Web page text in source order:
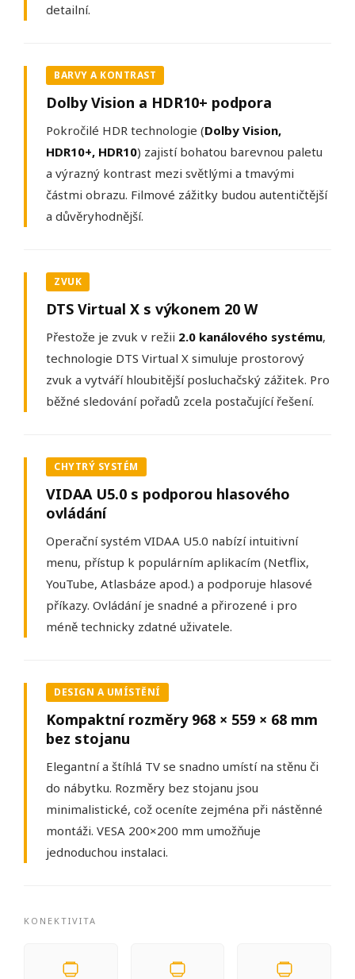
detailní.
BARVY A KONTRAST
Dolby Vision a HDR10+ podpora
Pokročilé HDR technologie (Dolby Vision,
HDR10+, HDR10) zajistí bohatou barevnou paletu
a výrazný kontrast mezi světlými a tmavými
částmi obrazu. Filmové zážitky budou autentičtější
a důvěryhodnější.
ZVUK
DTS Virtual X s výkonem 20 W
Přestože je zvuk v režii 2.0 kanálového systému,
technologie DTS Virtual X simuluje prostorový
zvuk a vytváří hloubitější posluchačský zážitek. Pro
běžné sledování pořadů zcela postačující řešení.
CHYTRÝ SYSTÉM
VIDAA U5.0 s podporou hlasového
ovládání
Operační systém VIDAA U5.0 nabízí intuitivní
menu, přístup k populárním aplikacím (Netflix,
YouTube, Atlasbáze apod.) a podporuje hlasové
příkazy. Ovládání je snadné a přirozené i pro
méně technicky zdatné uživatele.
DESIGN A UMÍSTĚNÍ
Kompaktní rozměry 968 × 559 × 68 mm
bez stojanu
Elegantní a štíhlá TV se snadno umístí na stěnu či
do nábytku. Rozměry bez stojanu jsou
minimalistické, což oceníte zejména při nástěnné
montáži. VESA 200×200 mm umožňuje
jednoduchou instalaci.
KONEKTIVITA